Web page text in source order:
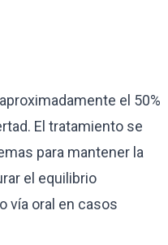
el 50%
El tratamiento se
para mantener la
el equilibrio
vía oral en casos